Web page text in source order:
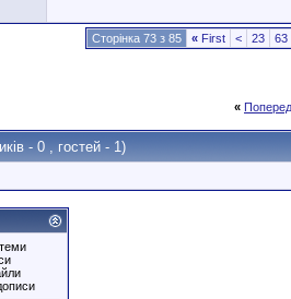
Сторінка 73 з 85 « First < 23 63
«
- 0 , гостей - 1)